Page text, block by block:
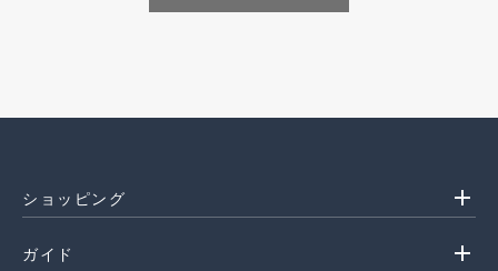
ショッピング add
ガイド add